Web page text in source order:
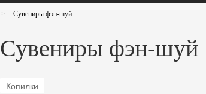
Сувениры фэн-шуй
Сувениры фэн-шуй
Копилки